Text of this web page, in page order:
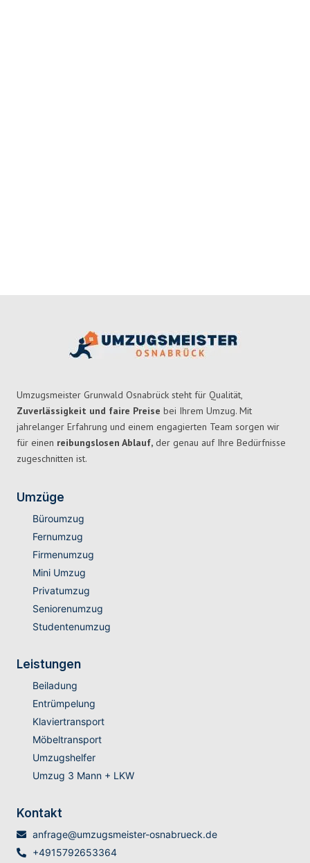
Umzugsmeister Grunwald Osnabrück steht für Qualität,
Zuverlässigkeit und faire Preise bei Ihrem Umzug. Mit
jahrelanger Erfahrung und einem engagierten Team sorgen wir
für einen reibungslosen Ablauf, der genau auf Ihre Bedürfnisse
zugeschnitten ist.
Umzüge
Büroumzug
Fernumzug
Firmenumzug
Mini Umzug
Privatumzug
Seniorenumzug
Studentenumzug
Leistungen
Beiladung
Entrümpelung
Klaviertransport
Möbeltransport
Umzugshelfer
Umzug 3 Mann + LKW
Kontakt
anfrage@umzugsmeister-osnabrueck.de
+4915792653364